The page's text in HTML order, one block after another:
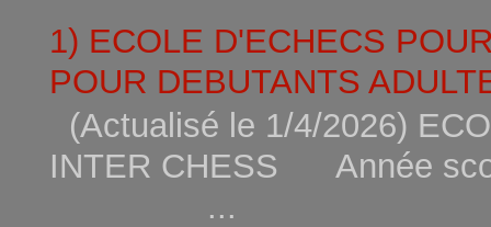
1) ECOLE D'ECHECS
POUR DEBUTANTS
(Actualisé le 1/4/2026)
INTER CHESS Année
...